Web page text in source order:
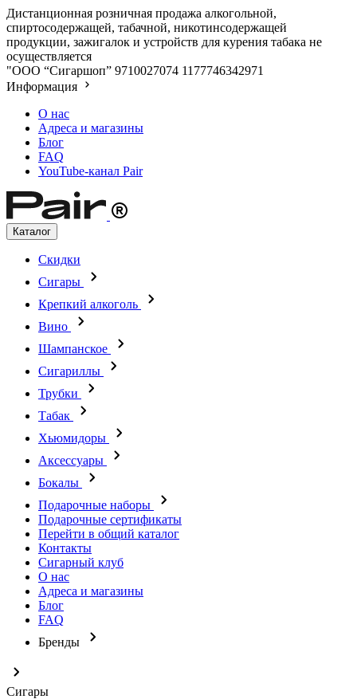
Дистанционная розничная продажа алкогольной,
спиртосодержащей, табачной, никотинсодержащей
продукции, зажигалок и устройств для курения табака не
осуществляется
"ООО “Сигаршоп” 9710027074 1177746342971
Информация
О нас
Адреса и магазины
Блог
FAQ
YouTube-канал Pair
Каталог
Скидки
Сигары
Крепкий алкоголь
Вино
Шампанское
Сигариллы
Трубки
Табак
Хьюмидоры
Аксессуары
Бокалы
Подарочные наборы
Подарочные сертификаты
Перейти в общий каталог
Контакты
Сигарный клуб
О нас
Адреса и магазины
Блог
FAQ
Бренды
Сигары